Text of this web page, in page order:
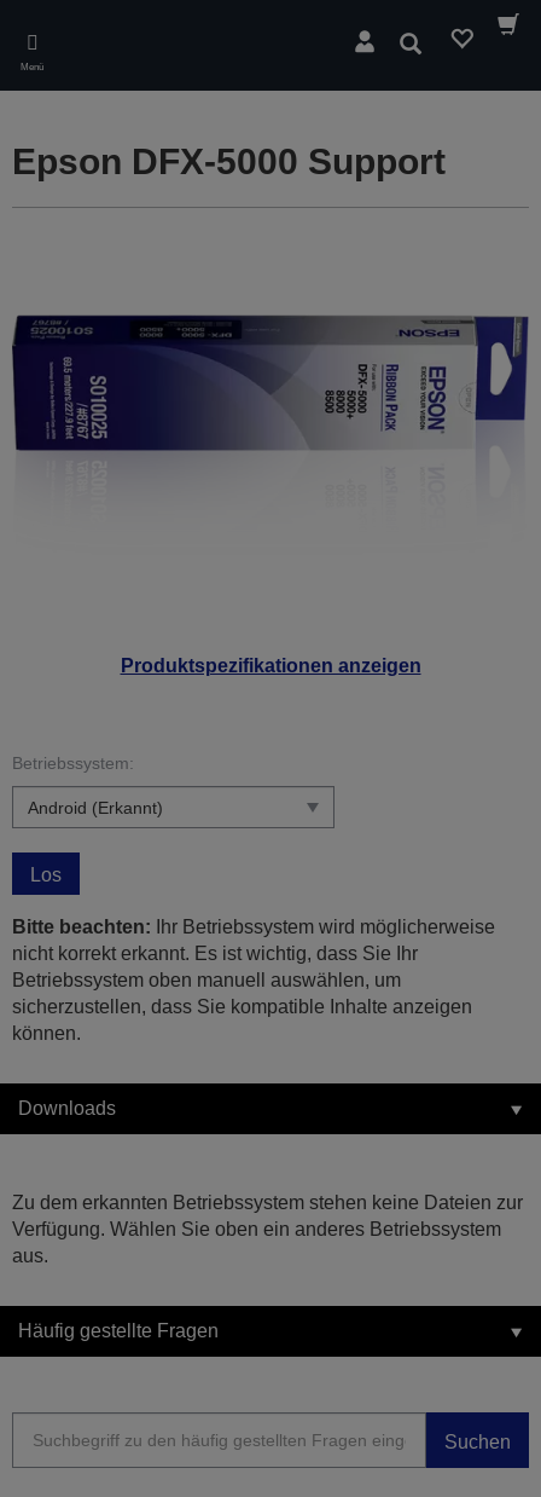
main
content
Menü
Suchen
Produktspezifikationen anzeigen
Epson DFX-5000 Support
Betriebssystem:
Los
Bitte beachten: Ihr Betriebssystem wird möglicherweise
nicht korrekt erkannt. Es ist wichtig, dass Sie Ihr
Betriebssystem oben manuell auswählen, um
sicherzustellen, dass Sie kompatible Inhalte anzeigen
können.
Downloads
Zu dem erkannten Betriebssystem stehen keine Dateien zur
Verfügung. Wählen Sie oben ein anderes Betriebssystem
aus.
Häufig gestellte Fragen
Suchen